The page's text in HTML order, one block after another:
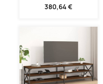
380,64 €